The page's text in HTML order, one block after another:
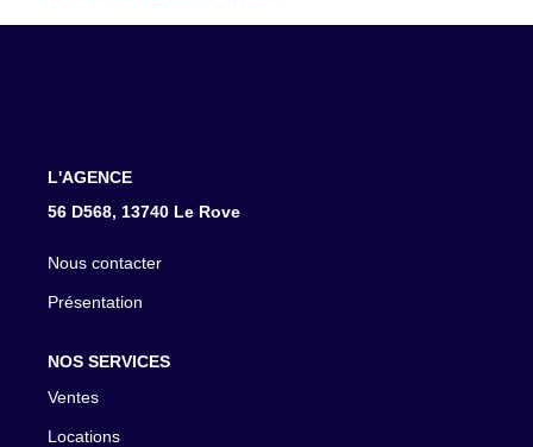
L'AGENCE
56 D568, 13740 Le Rove
Nous contacter
Présentation
NOS SERVICES
Ventes
Locations